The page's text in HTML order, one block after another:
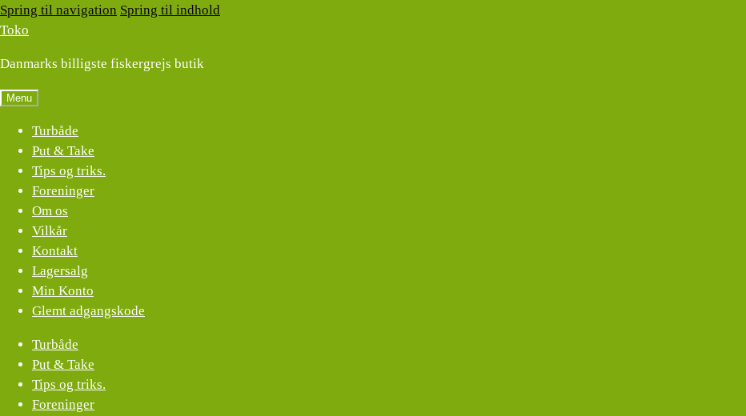
Spring til navigation Spring til indhold
Toko
Danmarks billigste fiskergrejs butik
Menu
Turbåde
Put & Take
Tips og triks.
Foreninger
Om os
Vilkår
Kontakt
Lagersalg
Min Konto
Glemt adgangskode
Turbåde
Put & Take
Tips og triks.
Foreninger